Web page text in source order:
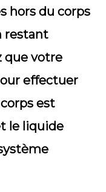
hors du corps
restant
que votre
effectuer
est
le liquide